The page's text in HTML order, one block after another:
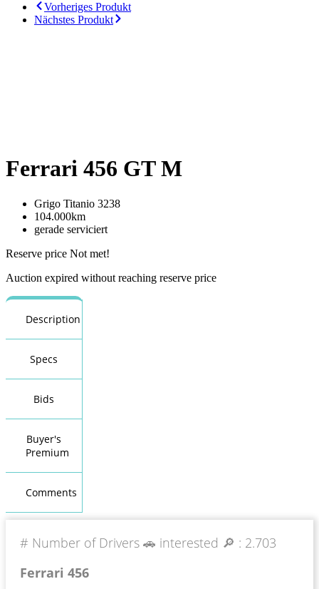
Vorheriges Produkt
Nächstes Produkt
Ferrari 456 GT M
Grigo Titanio 3238
104.000km
gerade serviciert
Reserve price Not met!
Auction expired without reaching reserve price
Description
Specs
Bids
Buyer's
Premium
Comments
# Number of Drivers 🚗 interested 🔎 : 2.703
Ferrari 456